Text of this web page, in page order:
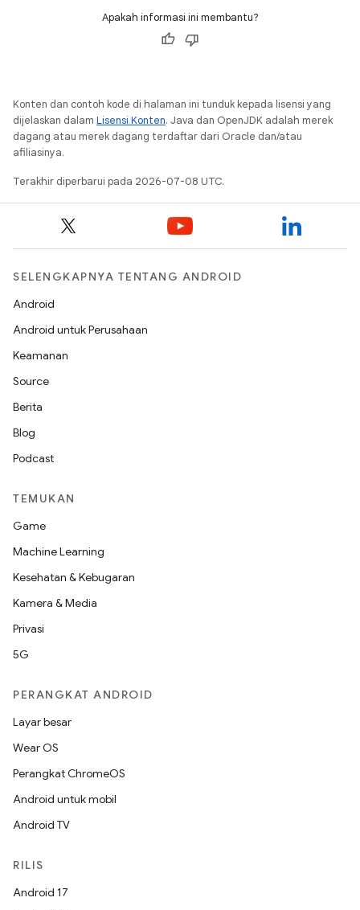
Apakah informasi ini membantu?
Konten dan contoh kode di halaman ini tunduk kepada lisensi yang
dijelaskan dalam Lisensi Konten. Java dan OpenJDK adalah merek
dagang atau merek dagang terdaftar dari Oracle dan/atau
afiliasinya.
Terakhir diperbarui pada 2026-07-08 UTC.
SELENGKAPNYA TENTANG ANDROID
Android
Android untuk Perusahaan
Keamanan
Source
Berita
Blog
Podcast
TEMUKAN
Game
Machine Learning
Kesehatan & Kebugaran
Kamera & Media
Privasi
5G
PERANGKAT ANDROID
Layar besar
Wear OS
Perangkat ChromeOS
Android untuk mobil
Android TV
RILIS
Android 17